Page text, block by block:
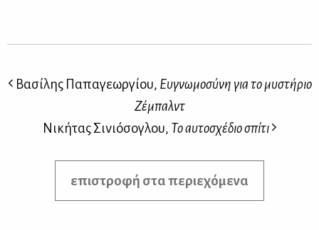
Βασίλης Παπαγεωργίου, Ευγνωμοσύνη για το μυστήριο
Ζέμπαλντ
Νικήτας Σινιόσογλου, Το αυτοσχέδιο σπίτι
επιστροφή στα περιεχόμενα